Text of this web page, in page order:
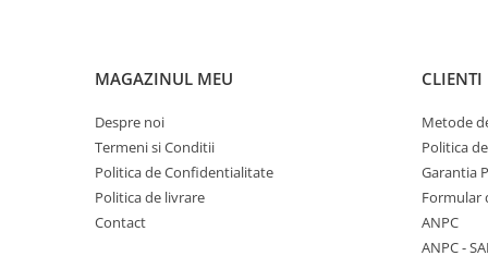
MAGAZINUL MEU
Despre noi
Termeni si Conditii
Politica de Confidentialitate
Politica de livrare
Contact
CLIENTI
Metode
Politica
Garantia
Formular
ANPC
ANPC -